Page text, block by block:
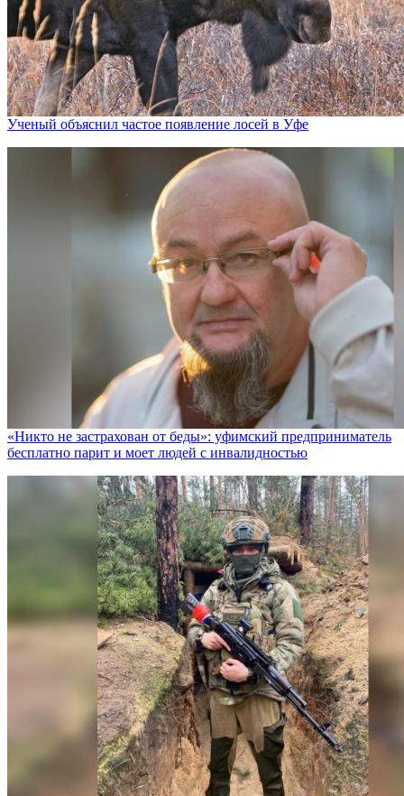
Ученый объяснил частое появление лосей в Уфе
«Никто не заcтрахован от беды»: уфимский предприниматель
бесплатно парит и моет людей с инвалидностью